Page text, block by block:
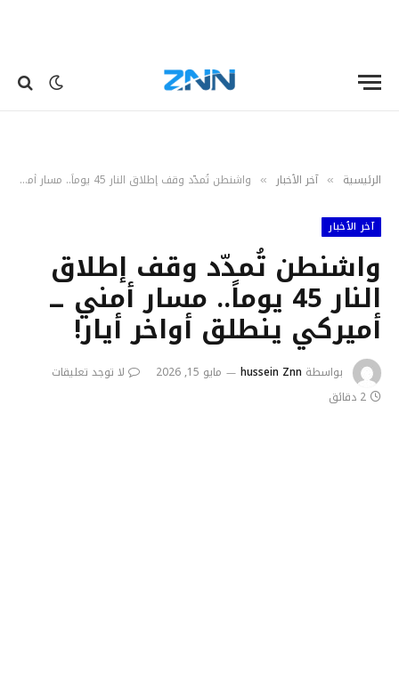
الرئيسية » آخر الٲخبار » واشنطن تُمدّد وقف إطلاق النار 45 يوماً.. مسار أمني ــ أميركي ينطلق أواخر أيار!
آخر الٲخبار
واشنطن تُمدّد وقف إطلاق
النار 45 يوماً.. مسار أمني ــ
أميركي ينطلق أواخر أيار!
بواسطة hussein Znn مايو 15, 2026
لا توجد تعليقات
2 دقائق